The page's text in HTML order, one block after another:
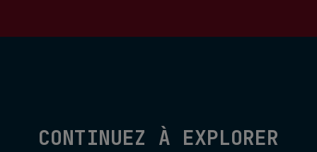
CONTINUEZ À EXPLORER